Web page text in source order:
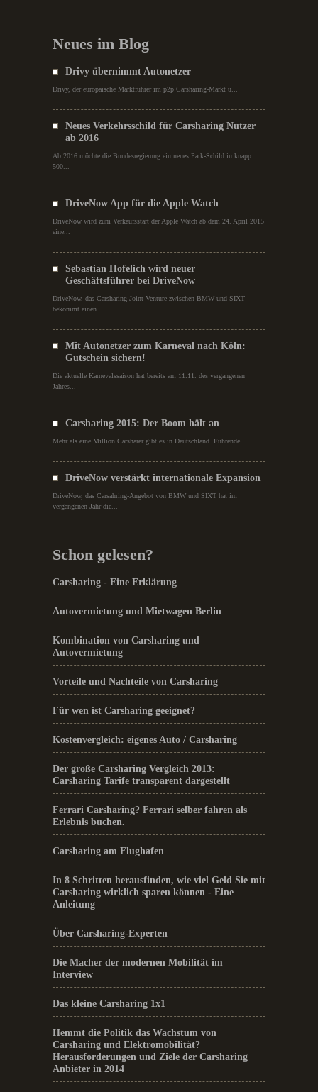
Neues im Blog
Drivy übernimmt Autonetzer
Drivy, der europäische Marktführer im p2p Carsharing-Markt ü...
Neues Verkehrsschild für Carsharing Nutzer
ab 2016
Ab 2016 möchte die Bundesregierung ein neues Park-Schild in knapp
500...
DriveNow App für die Apple Watch
DriveNow wird zum Verkaufsstart der Apple Watch ab dem 24. April 2015
eine...
Sebastian Hofelich wird neuer
Geschäftsführer bei DriveNow
DriveNow, das Carsharing Joint-Venture zwischen BMW und SIXT
bekommt einen...
Mit Autonetzer zum Karneval nach Köln:
Gutschein sichern!
Die aktuelle Karnevalssaison hat bereits am 11.11. des vergangenen
Jahres...
Carsharing 2015: Der Boom hält an
Mehr als eine Million Carsharer gibt es in Deutschland. Führende...
DriveNow verstärkt internationale Expansion
DriveNow, das Carsahring-Angebot von BMW und SIXT hat im
vergangenen Jahr die...
Schon gelesen?
Carsharing - Eine Erklärung
Autovermietung und Mietwagen Berlin
Kombination von Carsharing und
Autovermietung
Vorteile und Nachteile von Carsharing
Für wen ist Carsharing geeignet?
Kostenvergleich: eigenes Auto / Carsharing
Der große Carsharing Vergleich 2013:
Carsharing Tarife transparent dargestellt
Ferrari Carsharing? Ferrari selber fahren als
Erlebnis buchen.
Carsharing am Flughafen
In 8 Schritten herausfinden, wie viel Geld Sie mit
Carsharing wirklich sparen können - Eine
Anleitung
Über Carsharing-Experten
Die Macher der modernen Mobilität im
Interview
Das kleine Carsharing 1x1
Hemmt die Politik das Wachstum von
Carsharing und Elektromobilität?
Herausforderungen und Ziele der Carsharing
Anbieter in 2014